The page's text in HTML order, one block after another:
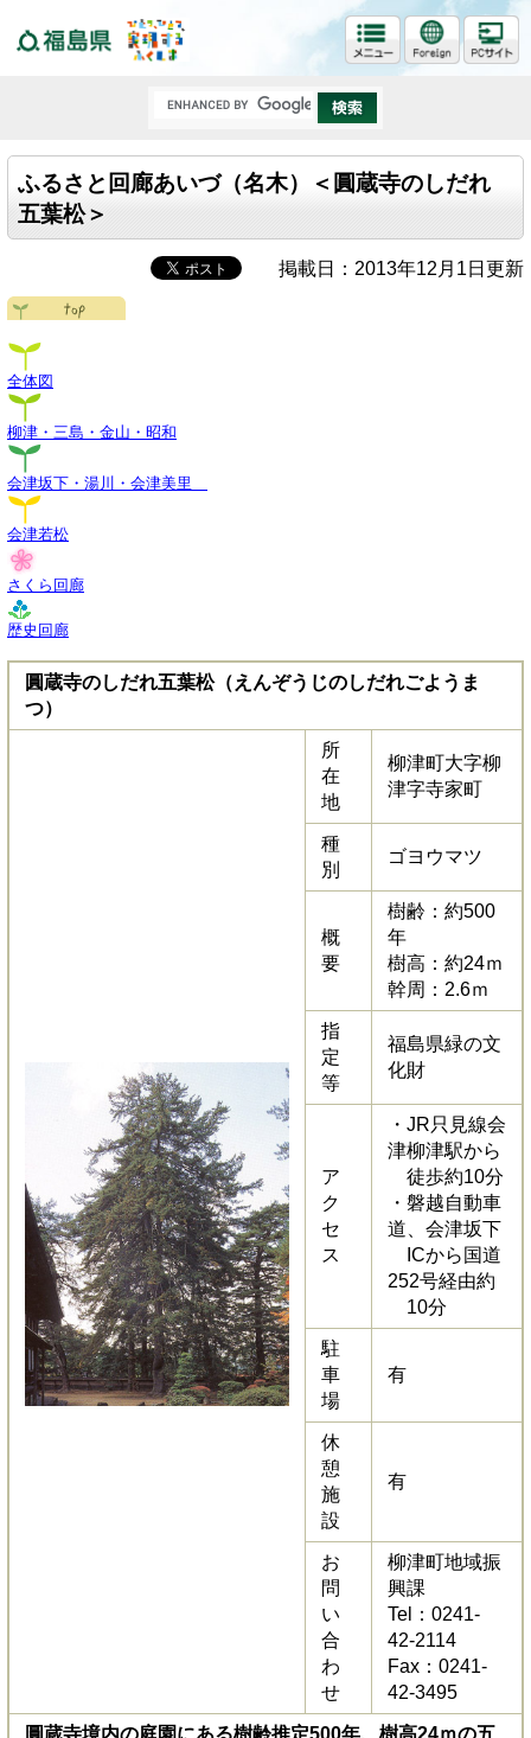
ふるさと回廊あいづ（名木）＜圓蔵寺のしだれ
五葉松＞
掲載日：2013年12月1日更新
全体図
柳津・三島・金山・昭和
会津坂下・湯川・会津美里
会津若松
さくら回廊
歴史回廊
圓蔵寺のしだれ五葉松（えんぞうじのしだれごようま
つ）
所
在
地
柳津町大字柳
津字寺家町
種
別
ゴヨウマツ
概
要
樹齢：約500
年
樹高：約24ｍ
幹周：2.6ｍ
指
定
等
福島県緑の文
化財
ア
ク
セ
ス
・JR只見線会
津柳津駅から
徒歩約10分
・磐越自動車
道、会津坂下
ICから国道
252号経由約
10分
駐
車
場
有
休
憩
施
設
有
お
問
い
合
わ
せ
柳津町地域振
興課
Tel：0241-
42-2114
Fax：0241-
42-3495
圓蔵寺境内の庭園にある樹齢推定500年、樹高24ｍの五